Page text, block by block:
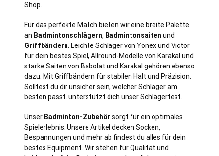
Shop.
Für das perfekte Match bieten wir eine breite Palette
an Badmintonschlägern, Badmintonsaiten und
Griffbändern . Leichte Schläger von Yonex und Victor
für dein bestes Spiel, Allround-Modelle von Karakal und
starke Saiten von Babolat und Karakal gehören ebenso
dazu. Mit Griffbändern für stabilen Halt und Präzision.
Solltest du dir unsicher sein, welcher Schläger am
besten passt, unterstützt dich unser Schlägertest.
Unser Badminton-Zubehör sorgt für ein optimales
Spielerlebnis. Unsere Artikel decken Socken,
Bespannungen und mehr ab findest du alles für dein
bestes Equipment. Wir stehen für Qualität und